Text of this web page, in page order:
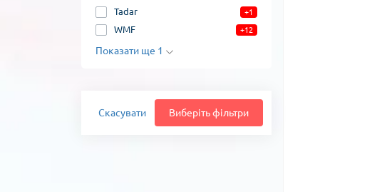
Tadar +1
WMF +12
Показати ще 1
Скасувати Виберіть фільтри